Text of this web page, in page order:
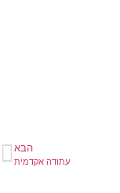
הבא
עתודה אקדמית